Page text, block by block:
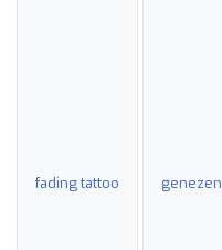
fading tattoo genezen